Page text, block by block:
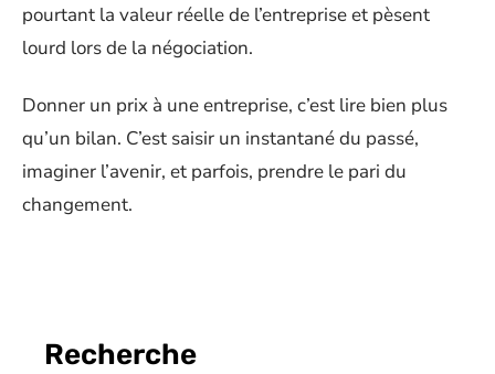
pourtant la valeur réelle de l’entreprise et pèsent
lourd lors de la négociation.
Donner un prix à une entreprise, c’est lire bien plus
qu’un bilan. C’est saisir un instantané du passé,
imaginer l’avenir, et parfois, prendre le pari du
changement.
Recherche